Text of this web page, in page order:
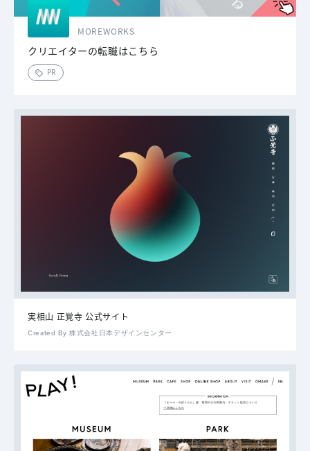
MOREWORKS
クリエイターの転職はこちら
PR
実相山 正覚寺 公式サイト
Created By 株式会社日本デザインセンター